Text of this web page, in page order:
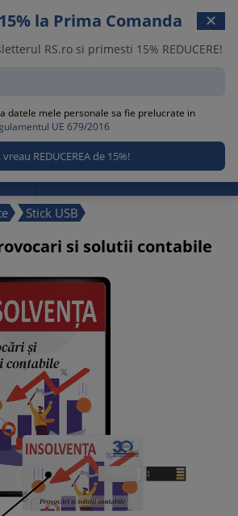
· 021 209 45 12

Reduceri
Stick USB
15% la Prima Comanda ✕
RS.ro si primesti 15% REDUCERE!
datele mele personale sa fie prelucrate in
UE 679/2016
si solutii contabile